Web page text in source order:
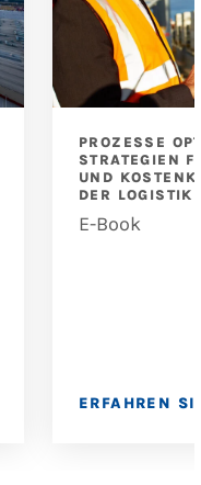
PROZESSE
STRATEGIEN
UND
DER LOGISTIK
E-Book
ERFAHREN